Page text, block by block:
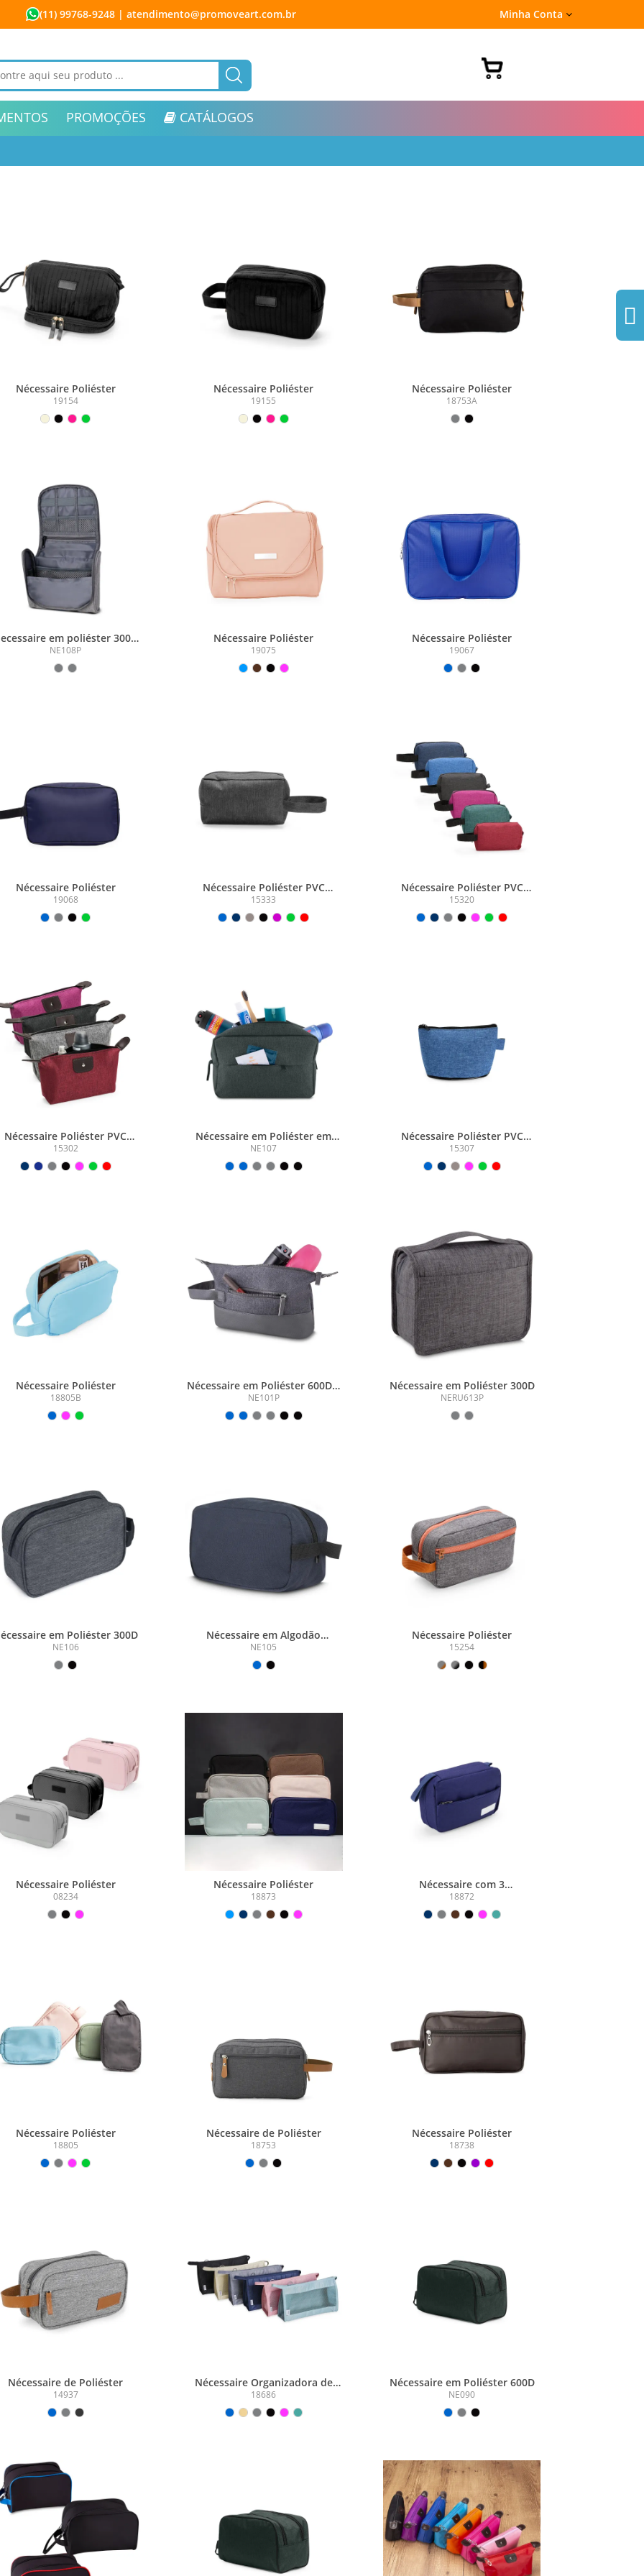
(11) 99768-9248 | atendimento@promoveart.com.br Minha Conta
PROMOÇÕES CATÁLOGOS
Nécessaire Poliéster
19154
Nécessaire Poliéster
19155
Nécessaire Poliéster
18753A
em poliéster 300D
(18x16x6cm)
NE108P
Nécessaire Poliéster
19075
Nécessaire Poliéster
19067
Nécessaire Poliéster
19068
Nécessaire Poliéster PVC
Mescla
15333
Nécessaire Poliéster PVC
Mescla
15320
Nécessaire Poliéster PVC
Mescla
15302
Nécessaire em Poliéster em
300D
NE107
Nécessaire Poliéster PVC
Mescla
15307
Nécessaire Poliéster
18805B
Nécessaire em Poliéster 600D e
PU
NE101P
Nécessaire em Poliéster 300D
NERU613P
em Poliéster 300D
NE106
Nécessaire em Algodão
Reciclado 340g/m2
NE105
Nécessaire Poliéster
15254
Nécessaire Poliéster
08234
Nécessaire Poliéster
18873
Nécessaire com 3
Compartimentos
18872
Nécessaire Poliéster
18805
Nécessaire de Poliéster
18753
Nécessaire Poliéster
18738
Nécessaire de Poliéster
14937
Nécessaire Organizadora de
Poliéster
18686
Nécessaire em Poliéster 600D
NE090